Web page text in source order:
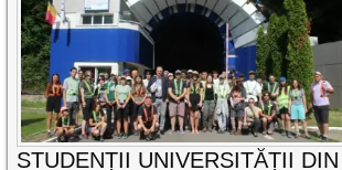
STUDENȚII UNIVERSITĂȚII DIN